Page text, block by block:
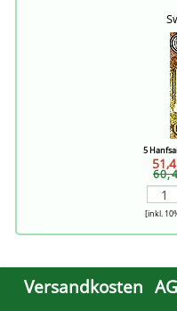
5
[inkl.
Versandkosten